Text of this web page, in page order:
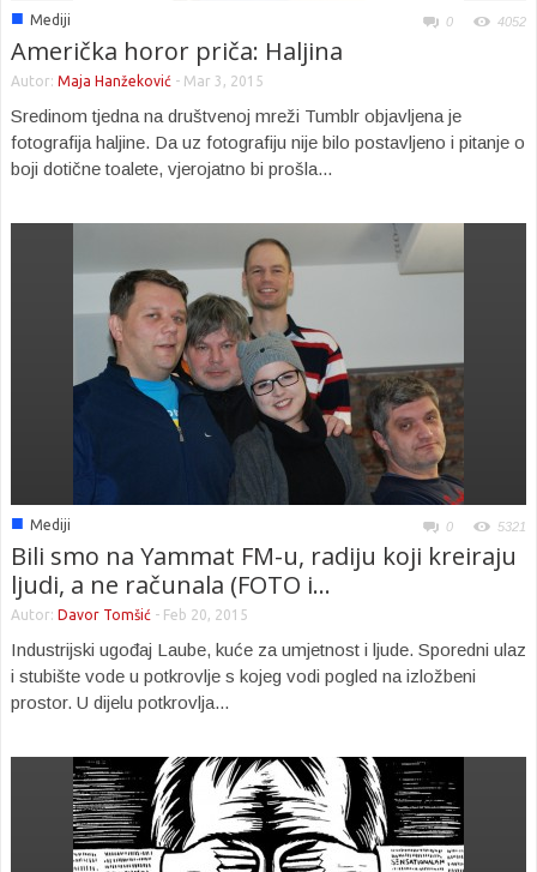
■ Mediji 0 4052
Američka horor priča: Haljina
Autor: Maja Hanžeković - Mar 3, 2015
Sredinom tjedna na društvenoj mreži Tumblr objavljena je
fotografija haljine. Da uz fotografiju nije bilo postavljeno i pitanje o
boji dotične toalete, vjerojatno bi prošla...
■ Mediji 0 5321
Bili smo na Yammat FM-u, radiju koji kreiraju
ljudi, a ne računala (FOTO i...
Autor: Davor Tomšić - Feb 20, 2015
Industrijski ugođaj Laube, kuće za umjetnost i ljude. Sporedni ulaz
i stubište vode u potkrovlje s kojeg vodi pogled na izložbeni
prostor. U dijelu potkrovlja...